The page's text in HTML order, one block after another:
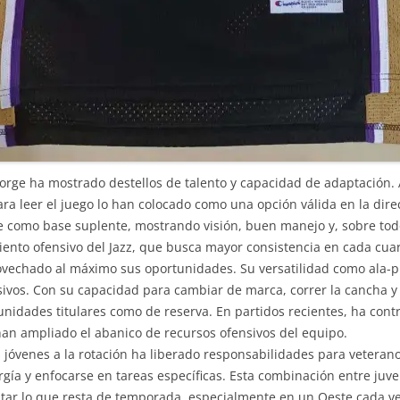
ha mostrado destellos de talento y capacidad de
leer el juego lo han colocado como una opción válida en la
base suplente, mostrando visión, buen manejo y, sobre
ofensivo del Jazz, que busca mayor consistencia en cada
al máximo sus oportunidades. Su versatilidad como
Con su capacidad para cambiar de marca, correr la cancha
titulares como de reserva. En partidos recientes, ha
ampliado el abanico de recursos ofensivos del equipo.
a la rotación ha liberado responsabilidades para
y enfocarse en tareas específicas. Esta combinación entre